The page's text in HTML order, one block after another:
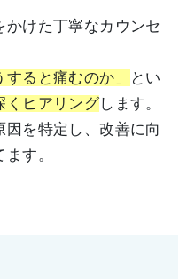
けた丁寧なカウンセ
ると痛むのか」
とい
くヒアリングします。
因を特定し、改善に向
す。